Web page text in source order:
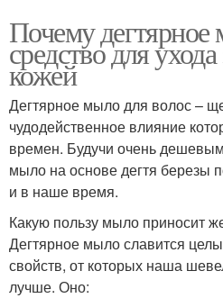
Почему
средство для
кожей
Дегтярное мыло для волос –
чудодейственное влияние
времен. Будучи очень
мыло на основе дегтя березы
и в наше время.
Какую пользу мыло приносит
Дегтярное мыло славится
свойств, от которых наша
лучше. Оно: